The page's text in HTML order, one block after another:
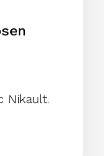
Nikault.